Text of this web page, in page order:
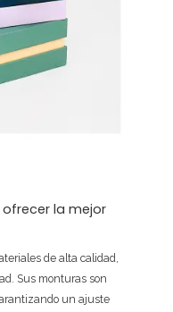
la mejor
de alta calidad,
Sus monturas son
un ajuste